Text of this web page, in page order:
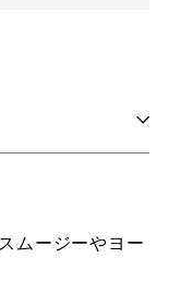
ムージーやヨー